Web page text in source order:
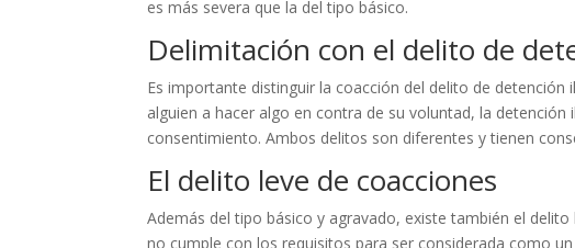
es más severa que la del tipo básico.
Delimitación con el delito de
Es importante distinguir la coacción del delito de
alguien a hacer algo en contra de su voluntad, la
consentimiento. Ambos delitos son diferentes y tienen
El delito leve de coacciones
Además del tipo básico y agravado, existe también el
no cumple con los requisitos para ser considerada como